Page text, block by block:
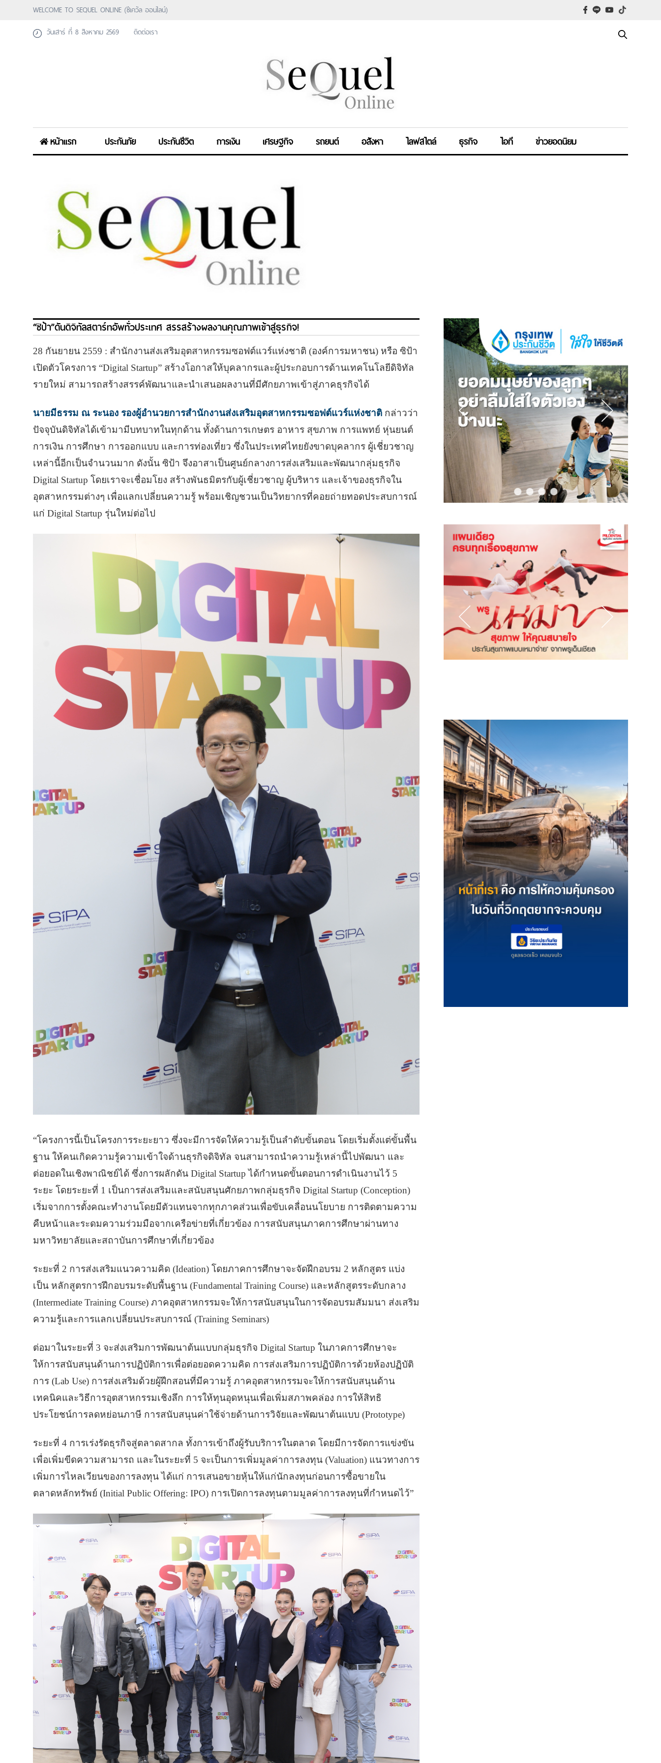
WELCOME TO SEQUEL ONLINE (ซีเคว้ล ออนไลน์)
วันเสาร์ ที่ 8 สิงหาคม 2569
ติดต่อเรา
หน้าแรก ประกันภัย ประกันชีวิต การเงิน เศรษฐกิจ รถยนต์ อสังหา ไลฟสไตล์ ธุรกิจ ไอที ข่าวยอดนิยม
“ซิป้า”ดันดิจิทัลสตาร์ทอัพทั่วประเทศ สรรสร้างผลงานคุณภาพเข้าสู่ธุรกิจ!
28 กันยายน 2559 : สำนักงานส่งเสริมอุตสาหกรรมซอฟต์แวร์แห่งชาติ (องค์การมหาชน) หรือ ซิป้า
เปิดตัวโครงการ “Digital Startup” สร้างโอกาสให้บุคลากรและผู้ประกอบการด้านเทคโนโลยีดิจิทัล
รายใหม่ สามารถสร้างสรรค์พัฒนาและนำเสนอผลงานที่มีศักยภาพเข้าสู่ภาคธุรกิจได้
นายมีธรรม ณ ระนอง รองผู้อำนวยการสำนักงานส่งเสริมอุตสาหกรรมซอฟต์แวร์แห่งชาติ กล่าวว่า
ปัจจุบันดิจิทัลได้เข้ามามีบทบาทในทุกด้าน ทั้งด้านการเกษตร อาหาร สุขภาพ การแพทย์ หุ่นยนต์
การเงิน การศึกษา การออกแบบ และการท่องเที่ยว ซึ่งในประเทศไทยยังขาดบุคลากร ผู้เชี่ยวชาญ
เหล่านี้อีกเป็นจำนวนมาก ดังนั้น ซิป้า จึงอาสาเป็นศูนย์กลางการส่งเสริมและพัฒนากลุ่มธุรกิจ
Digital Startup โดยเราจะเชื่อมโยง สร้างพันธมิตรกับผู้เชี่ยวชาญ ผู้บริหาร และเจ้าของธุรกิจใน
อุตสาหกรรมต่างๆ เพื่อแลกเปลี่ยนความรู้ พร้อมเชิญชวนเป็นวิทยากรที่คอยถ่ายทอดประสบการณ์
แก่ Digital Startup รุ่นใหม่ต่อไป
“โครงการนี้เป็นโครงการระยะยาว ซึ่งจะมีการจัดให้ความรู้เป็นลำดับขั้นตอน โดยเริ่มตั้งแต่ขั้นพื้น
ฐาน ให้คนเกิดความรู้ความเข้าใจด้านธุรกิจดิจิทัล จนสามารถนำความรู้เหล่านี้ไปพัฒนา และ
ต่อยอดในเชิงพาณิชย์ได้ ซึ่งการผลักดัน Digital Startup ได้กำหนดขั้นตอนการดำเนินงานไว้ 5
ระยะ โดยระยะที่ 1 เป็นการส่งเสริมและสนับสนุนศักยภาพกลุ่มธุรกิจ Digital Startup (Conception)
เริ่มจากการตั้งคณะทำงานโดยมีตัวแทนจากทุกภาคส่วนเพื่อขับเคลื่อนนโยบาย การติดตามความ
คืบหน้าและระดมความร่วมมือจากเครือข่ายที่เกี่ยวข้อง การสนับสนุนภาคการศึกษาผ่านทาง
มหาวิทยาลัยและสถาบันการศึกษาที่เกี่ยวข้อง
ระยะที่ 2 การส่งเสริมแนวความคิด (Ideation) โดยภาคการศึกษาจะจัดฝึกอบรม 2 หลักสูตร แบ่ง
เป็น หลักสูตรการฝึกอบรมระดับพื้นฐาน (Fundamental Training Course) และหลักสูตรระดับกลาง
(Intermediate Training Course) ภาคอุตสาหกรรมจะให้การสนับสนุนในการจัดอบรมสัมมนา ส่งเสริม
ความรู้และการแลกเปลี่ยนประสบการณ์ (Training Seminars)
ต่อมาในระยะที่ 3 จะส่งเสริมการพัฒนาต้นแบบกลุ่มธุรกิจ Digital Startup ในภาคการศึกษาจะ
ให้การสนับสนุนด้านการปฏิบัติการเพื่อต่อยอดความคิด การส่งเสริมการปฏิบัติการด้วยห้องปฏิบัติ
การ (Lab Use) การส่งเสริมด้วยผู้ฝึกสอนที่มีความรู้ ภาคอุตสาหกรรมจะให้การสนับสนุนด้าน
เทคนิคและวิธีการอุตสาหกรรมเชิงลึก การให้ทุนอุดหนุนเพื่อเพิ่มสภาพคล่อง การให้สิทธิ
ประโยชน์การลดหย่อนภาษี การสนับสนุนค่าใช้จ่ายด้านการวิจัยและพัฒนาต้นแบบ (Prototype)
ระยะที่ 4 การเร่งรัดธุรกิจสู่ตลาดสากล ทั้งการเข้าถึงผู้รับบริการในตลาด โดยมีการจัดการแข่งขัน
เพื่อเพิ่มขีดความสามารถ และในระยะที่ 5 จะเป็นการเพิ่มมูลค่าการลงทุน (Valuation) แนวทางการ
เพิ่มการไหลเวียนของการลงทุน ได้แก่ การเสนอขายหุ้นให้แก่นักลงทุนก่อนการซื้อขายใน
ตลาดหลักทรัพย์ (Initial Public Offering: IPO) การเปิดการลงทุนตามมูลค่าการลงทุนที่กำหนดไว้”